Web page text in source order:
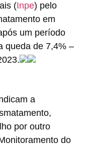
(Inpe) pelo
em
um período
queda de 7,4% –
a
por outro
do